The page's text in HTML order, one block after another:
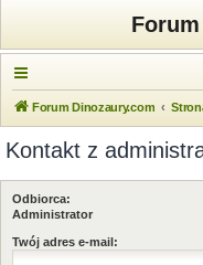
Forum Dinozaury.com
Kontakt z
Odbiorca:
Administrator
Twój adres e-mail: